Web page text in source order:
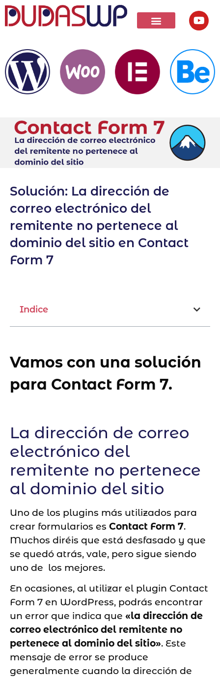
Solución: La dirección de
correo electrónico del
remitente no pertenece al
dominio del sitio en Contact
Form 7
Indice
Vamos con una solución
para Contact Form 7.
La dirección de correo
electrónico del
remitente no pertenece
al dominio del sitio
Uno de los plugins más utilizados para
crear formularios es Contact Form 7.
Muchos diréis que está desfasado y que
se quedó atrás, vale, pero sigue siendo
uno de los mejores.
En ocasiones, al utilizar el plugin Contact
Form 7 en WordPress, podrás encontrar
un error que indica que «la dirección de
correo electrónico del remitente no
pertenece al dominio del sitio». Este
mensaje de error se produce
generalmente cuando la dirección de